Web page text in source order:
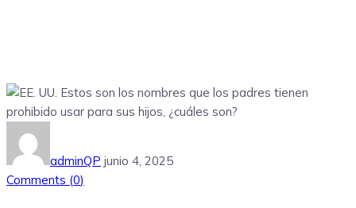
adminQP junio 4, 2025
Comments (0)